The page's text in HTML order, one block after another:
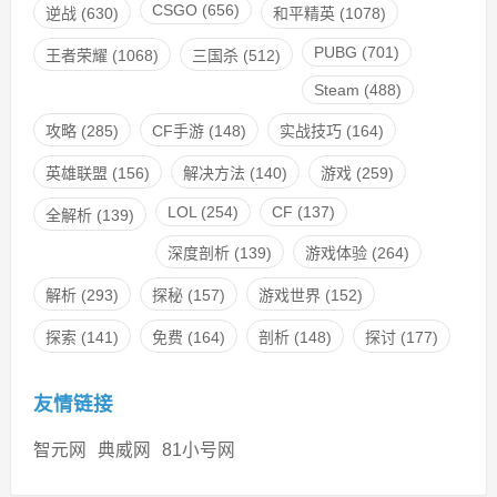
逆战(630) CSGO(656) 和平精英(1078)
王者荣耀 (1068) 三国杀(512) PUBG (701)
Steam (488)
攻略(285) CF手游(148) 实战技巧(164)
英雄联盟 (156) 解决方法 (140) 游戏 (259)
全解析(139) LOL (254) CF (137)
深度剖析(139) 游戏体验(264)
解析(293) 探秘(157) 游戏世界(152)
探索 (141) 免费 (164) 剖析(148) 探讨(177)
友情链接
智元网 典威网 81小号网